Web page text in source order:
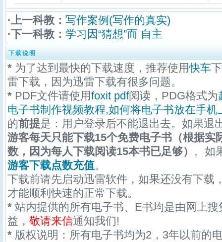
·上一科教： 写作案例(写作的真实)
·下一科教： 学习因“猜想”而 自主
下载说明
* 为了达到最快的下载速度，推荐使用快车
雷下载，因为迅雷下载有很多问题。
* PDF文件请使用foxit pdf阅读，PDG格式为
电子书制作视频教程,如何将电子书放在手机
的前提是：用户登录后不能退出去。如果退
游客每天只能下载15个免费电子书（根据实
数，因为每人下载阅读15本书已足够） 。如
游客下载点数充值。
下载前请先启动迅雷软件，如果还没有下载
才能顺利快速的正常下载。
* 站内提供的所有电子书、E书均是由网上
益， 敬请来信通知我们!
* 版权说明：所有电子书均为2，3年以前的